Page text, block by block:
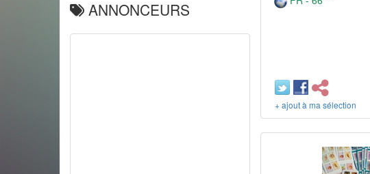
ANNONCEURS
+ ajout à ma sélection